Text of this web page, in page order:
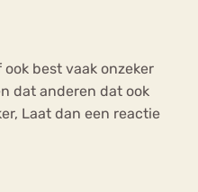
best vaak onzeker
dat anderen dat ook
Laat dan een reactie